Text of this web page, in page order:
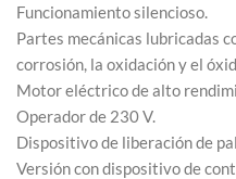
Funcionamiento silencioso.
Partes mecánicas lubricadas
corrosión, la oxidación y el
Motor eléctrico de alto
Operador de 230 V.
Dispositivo de liberación de
Versión con dispositivo de